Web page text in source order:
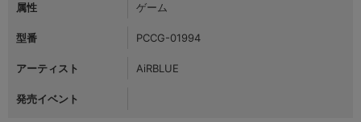
属性 ゲーム
型番 PCCG-01994
アーティスト AiRBLUE
発売イベント